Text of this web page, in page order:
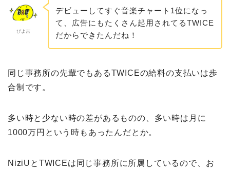
ぴよ吉
デビューしてすぐ音楽チャート1位になっ
て、広告にもたくさん起用されてるTWICE
だからできたんだね！
同じ事務所の先輩でもあるTWICEの給料の支払いは歩
合制です。
多い時と少ない時の差があるものの、多い時は月に
1000万円という時もあったんだとか。
NiziUとTWICEは同じ事務所に所属しているので、お